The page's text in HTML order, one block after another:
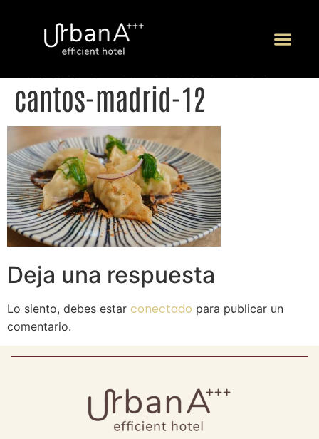
restaurante-bebola-tres-
cantos-madrid-12
Deja una respuesta
Lo siento, debes estar conectado para publicar un
comentario.